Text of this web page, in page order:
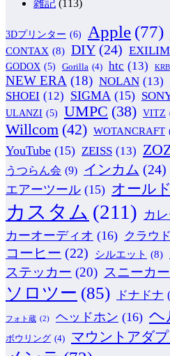
雑記 (113)
3Dプリンター (6) Apple (77)
CONTAX (8) DIY (24) EXILIM
GODOX (5) Gorilla (4) htc (13) KRB
NEW ERA (18) NOLAN (13)
SHOEI (12) SIGMA (15)
ULANZI (5) UMPC (38) VITZ
Willcom (42) WOTANCRAFT
YouTube (15) ZEISS (13)
うつらん会 (9) インカム (24)
エアーツール (15) オール
カスタム (211) カ
カーオーディオ (16) クラウ
コーヒー (22) シルエット (8)
ステッカー (20) スニーカー
ソロツー (85) ドナドナ
フォト蔵 (2) ヘッドホン (16) ヘ
ボウリング (4) マウントアダ